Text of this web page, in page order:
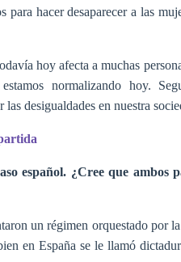
hacer desaparecer a las
hoy afecta a muchas
normalizando hoy.
desigualdades en nuestra
español. ¿Cree que ambos
un régimen orquestado por
en España se le llamó